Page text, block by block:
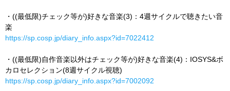
・((最低限)チェック等が)好きな音楽(3)：4週サイクルで聴きたい音
楽
https://sp.cosp.jp/diary_info.aspx?id=7022412
・((最低限)自作音楽以外はチェック等が)好きな音楽(4)：IOSYS&ボ
カロセレクション(8週サイクル視聴)
https://sp.cosp.jp/diary_info.aspx?id=7002092